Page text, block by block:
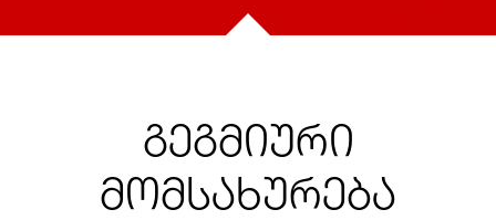
გეგმიური
მომსახურება